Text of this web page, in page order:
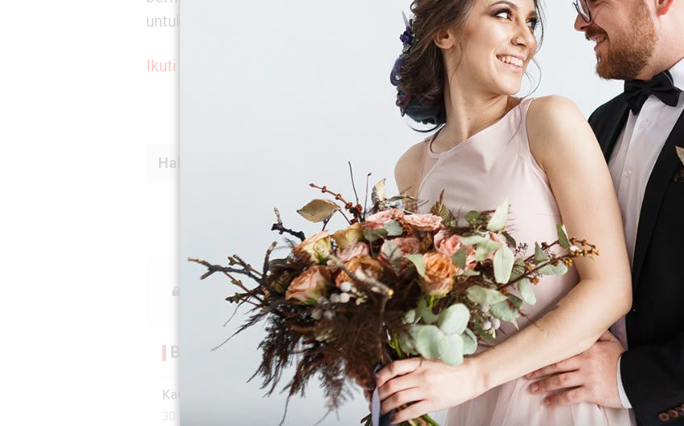
untuk masa depan.
Ikuti berita terkini di Google News,
klik di sini.
Halaman :
Komentar ditutup.
Baca Lainnya
Kampung KB Kenanga Siap Wakili Jabar di Tingkat Nasional
30 Jul 2026 - 02:03 WIB